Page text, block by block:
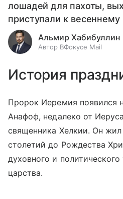
лошадей для пахоты,
приступали к весеннему
Альмир Хабибуллин
Автор ВФокусе Mail
История
Пророк Иеремия появился
Анафоф, недалеко от
священника Хелкии. Он
столетий до Рождества
духовного и
царства.